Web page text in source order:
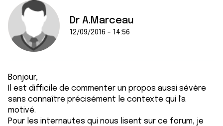
Dr A.Marceau
12/09/2016 - 14:56
Bonjour,
Il est difficile de commenter un propos aussi sévère
sans connaître précisément le contexte qui l'a
motivé.
Pour les internautes qui nous lisent sur ce forum, je